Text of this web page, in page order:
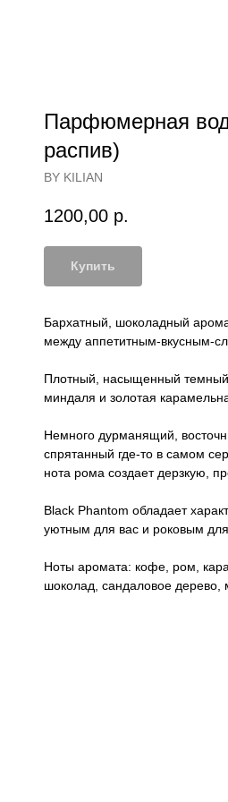
Парфюмерная
распив)
BY KILIAN
1200,00 р.
Купить
Бархатный, шоколадный
между аппетитным-вкусным-
Плотный, насыщенный
миндаля и золотая
Немного дурманящий,
спрятанный где-то в самом
нота рома создает дерзкую,
Black Phantom обладает
уютным для вас и роковым
Ноты аромата: кофе, ром,
шоколад, сандаловое дерево,